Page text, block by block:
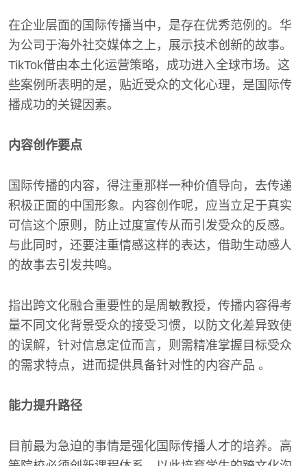
在企业层面的国际传播当中，是存在优秀范例的。华
为公司于海外社交媒体之上，展示技术创新的故事。
TikTok借由本土化运营策略，成功进入全球市场。这
些案例所表明的是，贴近受众的文化心理，是国际传
播成功的关键因素。
内容创作要点
国际传播的内容，得注重那样一种价值导向，去传递
积极正面的中国形象。内容创作呢，应当立足于真实
可信这个原则，防止过度宣传从而引发受众的反感。
与此同时，还要注重情感这样的表达，借助生动感人
的故事去引发共鸣。
指出跨文化融合重要性的是周敏教授，传播内容得考
量不同文化背景受众的接受习惯，以防文化差异致使
的误解，针对信息定位而言，则需精准掌握目标受众
的需求特点，进而提供具备针对性的内容产品 。
能力提升路径
目前最为急迫的事情是强化国际传播人才的培养。高